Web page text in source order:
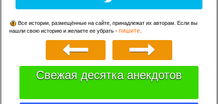
Все истории, размещённые на сайте, принадлежат их авторам. Если вы
нашли свою историю и желаете ее убрать -пишите
Свежая десятка анекдотов